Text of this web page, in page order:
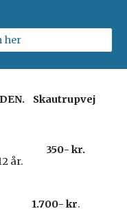
her
Skautrupvej
2025
350- kr.
år.
1.700- kr.